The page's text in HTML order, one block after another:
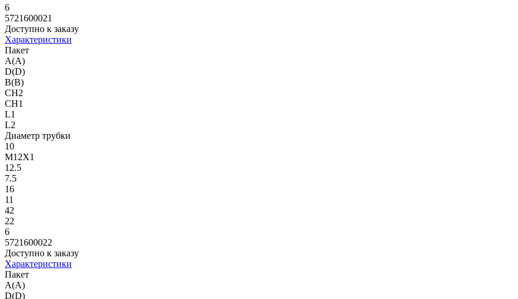
6
5721600021
Доступно к заказу
Характеристики
Пакет
A(A)
D(D)
B(B)
CH2
CH1
L1
L2
Диаметр трубки
10
M12X1
12.5
7.5
16
11
42
22
6
5721600022
Доступно к заказу
Характеристики
Пакет
A(A)
D(D)